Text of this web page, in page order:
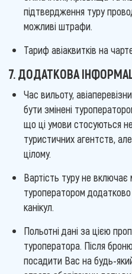
підтвердження туру
можливі штрафи.
Тариф авіаквитків на
7. ДОДАТКОВА
Час вильоту,
бути змінені
що ці умови стосуються
туристичних агентств,
цілому.
Вартість туру не
туроператором додатково
канікул.
Польотні дані за цією
туроператора. Після
посадити Вас на будь-